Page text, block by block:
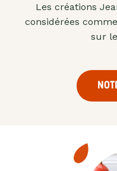
Les créations
considérées
sur